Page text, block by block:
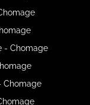
- Chomage
Chomage